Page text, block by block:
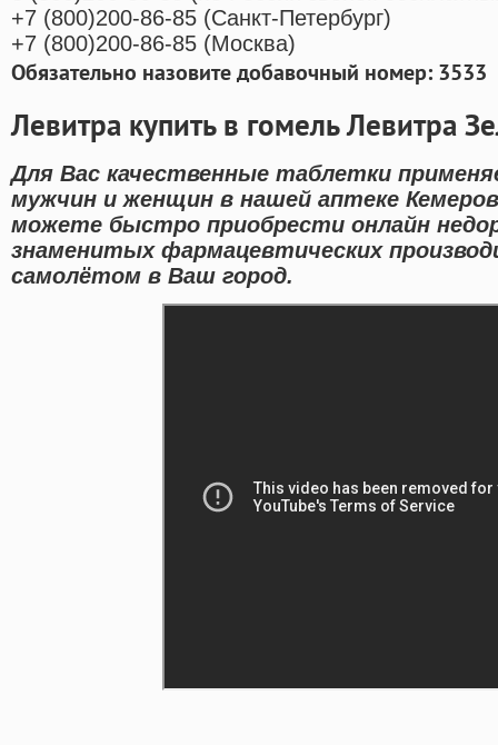
+7 (800)200-86-85 (Санкт-Петербург)
+7 (800)200-86-85 (Москва)
Обязательно назовите добавочный номер: 3533
Левитра купить в гомель Левитра
Для Вас качественные таблетки
мужчин и женщин в нашей аптеке
можете быстро приобрести онлайн
знаменитых фармацевтических
самолётом в Ваш город.